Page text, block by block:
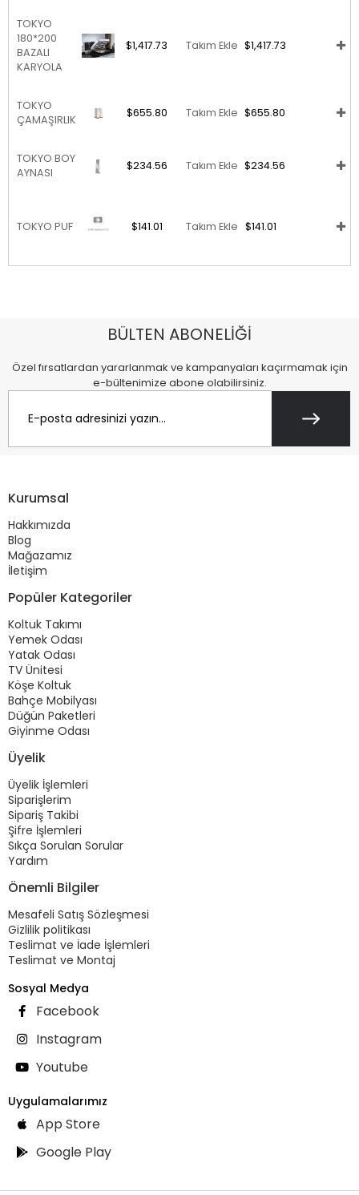
TOKYO
180*200
BAZALI
KARYOLA
$1,417.73 Takım Ekle $1,417.73
TOKYO
ÇAMAŞIRLIK
$655.80 Takım Ekle $655.80
TOKYO BOY
AYNASI
$234.56 Takım Ekle $234.56
TOKYO PUF $141.01 Takım Ekle $141.01
BÜLTEN ABONELİĞİ
Özel fırsatlardan yararlanmak ve kampanyaları kaçırmamak için
e-bültenimize abone olabilirsiniz.
Kurumsal
Hakkımızda
Blog
Mağazamız
İletişim
Popüler Kategoriler
Koltuk Takımı
Yemek Odası
Yatak Odası
TV Ünitesi
Köşe Koltuk
Bahçe Mobilyası
Düğün Paketleri
Giyinme Odası
Üyelik
Üyelik İşlemleri
Siparişlerim
Sipariş Takibi
Şifre İşlemleri
Sıkça Sorulan Sorular
Yardım
Önemli Bilgiler
Mesafeli Satış Sözleşmesi
Gizlilik politikası
Teslimat ve İade İşlemleri
Teslimat ve Montaj
Sosyal Medya
Facebook
Instagram
Youtube
Uygulamalarımız
App Store
Google Play